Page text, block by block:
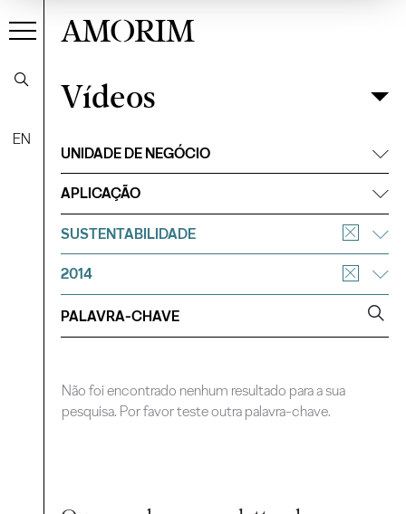
EN
AMORIM
VídeosFiltrar
Vídeos
UNIDADE DE NEGÓCIO
APLICAÇÃO
SUSTENTABILIDADE
2014
Não foi encontrado nenhum resultado para a sua
pesquisa. Por favor teste outra palavra-chave.